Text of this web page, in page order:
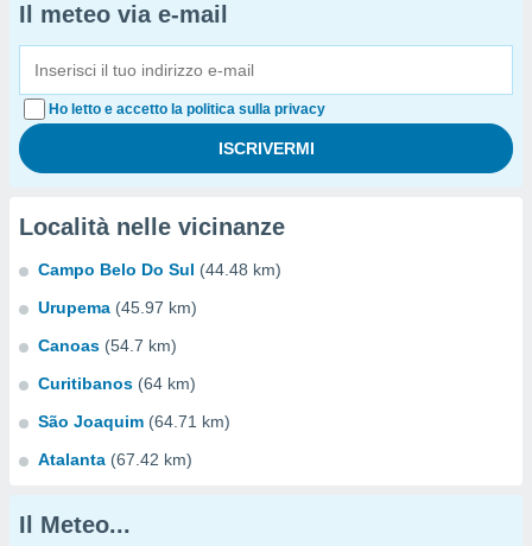
Il meteo via e-mail
Ho letto e accetto la politica sulla privacy
Località nelle vicinanze
Campo Belo Do Sul (44.48 km)
Urupema (45.97 km)
Canoas (54.7 km)
Curitibanos (64 km)
São Joaquim (64.71 km)
Atalanta (67.42 km)
Il Meteo...